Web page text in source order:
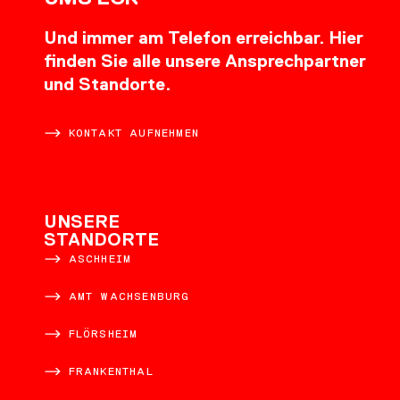
Und immer am Telefon erreichbar. Hier
finden Sie alle unsere Ansprechpartner
und Standorte.
KONTAKT AUFNEHMEN
UNSERE
STANDORTE
ASCHHEIM
AMT WACHSENBURG
FLÖRSHEIM
FRANKENTHAL